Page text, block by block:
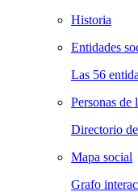
Historia
Entidades
Las 56
Personas de
Directorio
Mapa social
Grafo